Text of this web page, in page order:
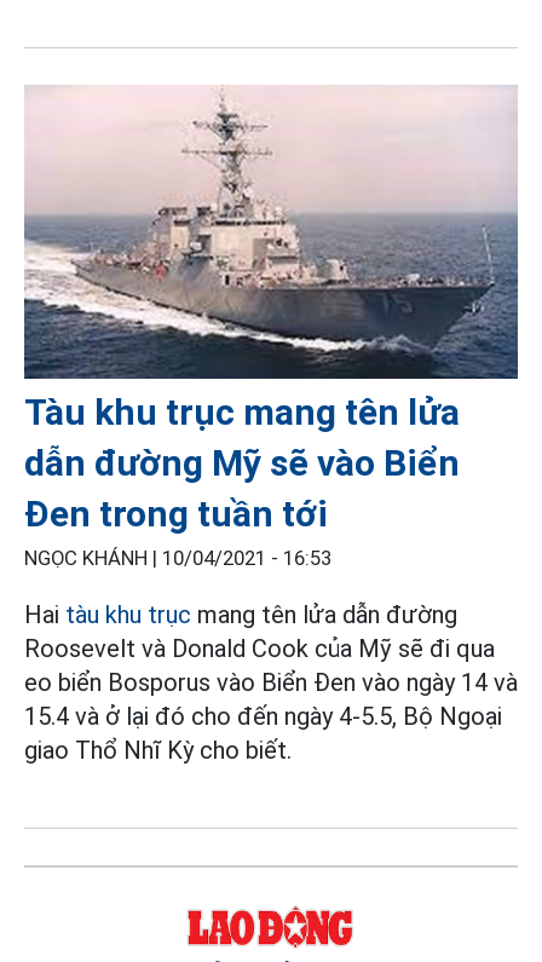
Tàu khu trục mang tên lửa
dẫn đường Mỹ sẽ vào Biển
Đen trong tuần tới
NGỌC KHÁNH | 10/04/2021 - 16:53
Hai tàu khu trục mang tên lửa dẫn đường
Roosevelt và Donald Cook của Mỹ sẽ đi qua
eo biển Bosporus vào Biển Đen vào ngày 14 và
15.4 và ở lại đó cho đến ngày 4-5.5, Bộ Ngoại
giao Thổ Nhĩ Kỳ cho biết.